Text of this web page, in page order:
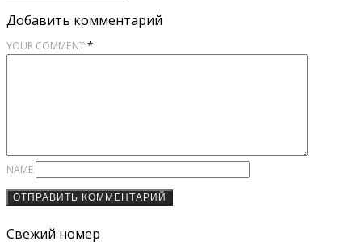
Добавить комментарий
YOUR COMMENT*
NAME
Свежий номер